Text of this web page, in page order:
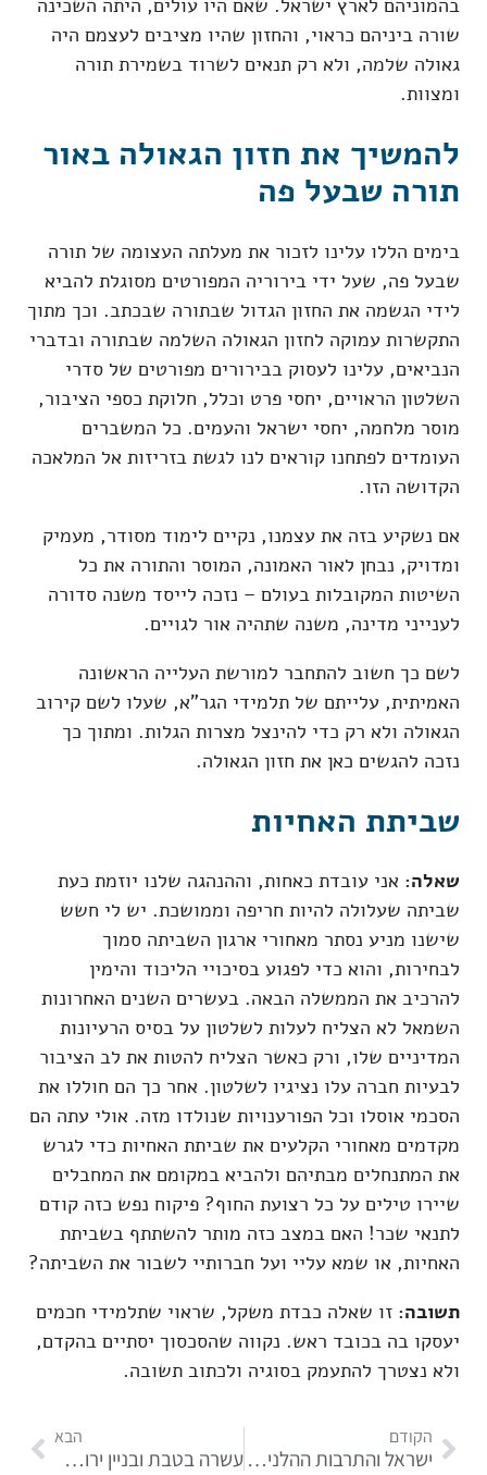
בהמוניהם לארץ ישראל. שאם היו עולים, היתה השכינה
שורה ביניהם כראוי, והחזון שהיו מציבים לעצמם היה
גאולה שלמה, ולא רק תנאים לשרוד בשמירת תורה
ומצוות.
להמשיך את חזון הגאולה באור
תורה שבעל פה
בימים הללו עלינו לזכור את מעלתה העצומה של תורה
שבעל פה, שעל ידי בירוריה המפורטים מסוגלת להביא
לידי הגשמה את החזון הגדול שבתורה שבכתב. וכך מתוך
התקשרות עמוקה לחזון הגאולה השלמה שבתורה ובדברי
הנביאים, עלינו לעסוק בבירורים מפורטים של סדרי
השלטון הראויים, יחסי פרט וכלל, חלוקת כספי הציבור,
מוסר מלחמה, יחסי ישראל והעמים. כל המשברים
העומדים לפתחנו קוראים לנו לגשת בזריזות אל המלאכה
הקדושה הזו.
אם נשקיע בזה את עצמנו, נקיים לימוד מסודר, מעמיק
ומדויק, נבחן לאור האמונה, המוסר והתורה את כל
השיטות המקובלות בעולם – נזכה לייסד משנה סדורה
לענייני מדינה, משנה שתהיה אור לגויים.
לשם כך חשוב להתחבר למורשת העלייה הראשונה
האמיתית, עלייתם של תלמידי הגר"א, שעלו לשם קירוב
הגאולה ולא רק כדי להינצל מצרות הגלות. ומתוך כך
נזכה להגשים כאן את חזון הגאולה.
שביתת האחיות
שאלה: אני עובדת כאחות, וההנהגה שלנו יוזמת כעת
שביתה שעלולה להיות חריפה וממושכת. יש לי חשש
שישנו מניע נסתר מאחורי ארגון השביתה סמוך
לבחירות, והוא כדי לפגוע בסיכויי הליכוד והימין
להרכיב את הממשלה הבאה. בעשרים השנים האחרונות
השמאל לא הצליח לעלות לשלטון על בסיס הרעיונות
המדיניים שלו, ורק כאשר הצליח להטות את לב הציבור
לבעיות חברה עלו נציגיו לשלטון. אחר כך הם חוללו את
הסכמי אוסלו וכל הפורענויות שנולדו מזה. אולי עתה הם
מקדמים מאחורי הקלעים את שביתת האחיות כדי לגרש
את המתנחלים מבתיהם ולהביא במקומם את המחבלים
שיירו טילים על כל רצועת החוף? פיקוח נפש כזה קודם
לתנאי שכר! האם במצב כזה מותר להשתתף בשביתת
האחיות, או שמא עליי ועל חברותיי לשבור את השביתה?
תשובה: זו שאלה כבדת משקל, שראוי שתלמידי חכמים
יעסקו בה בכובד ראש. נקווה שהסכסוך יסתיים בהקדם,
ולא נצטרך להתעמק בסוגיה ולכתוב תשובה.
הקודם
ישראל והתרבות ההלניסטית
הבא
עשרה בטבת ובניין ירושלים